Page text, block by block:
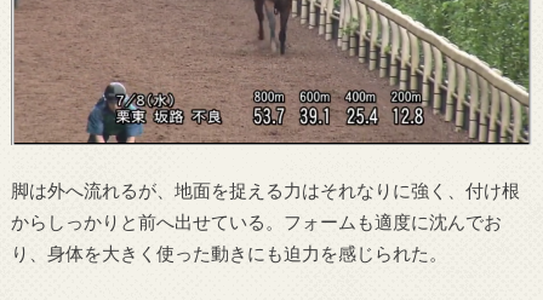
脚は外へ流れるが、地面を捉える力はそれなりに強く、付け根
からしっかりと前へ出せている。フォームも適度に沈んでお
り、身体を大きく使った動きにも迫力を感じられた。